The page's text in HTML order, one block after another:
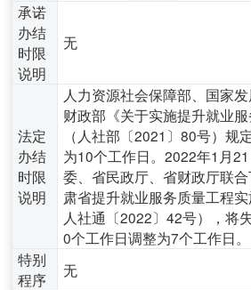
承诺
办结
时限
说明
无
法定
办结
时限
说明
人力资源社会保障部、国家发
财政部《关于实施提升就业服
（人社部〔2021〕80号）规
为10个工作日。2022年1月
委、省民政厅、省财政厅联
肃省提升就业服务质量工程
人社通〔2022〕42号），将
0个工作日调整为7个工作日。
特别
程序
无